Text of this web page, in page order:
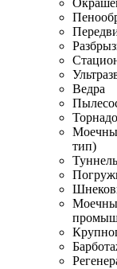
Ведра
тип)